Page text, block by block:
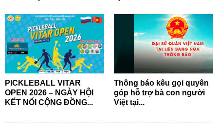
PICKLEBALL VITAR
OPEN 2026 – NGÀY HỘI
KẾT NỐI CỘNG ĐỒNG...
Thông báo kêu gọi quyên
góp hỗ trợ bà con người
Việt tại...